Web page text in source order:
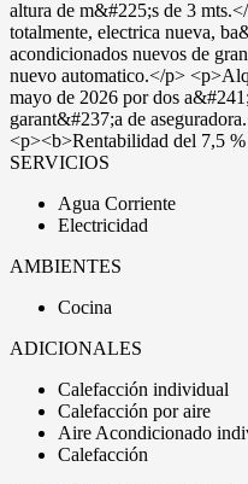
altura de m&#225;s de 3
totalmente, electrica nueva,
acondicionados nuevos de
nuevo automatico.</p>
mayo de 2026 por dos
garant&#237;a de
<p><b>Rentabilidad del 7,5
SERVICIOS
Agua Corriente
Electricidad
AMBIENTES
Cocina
ADICIONALES
Calefacción individual
Calefacción por aire
Aire Acondicionado
Calefacción